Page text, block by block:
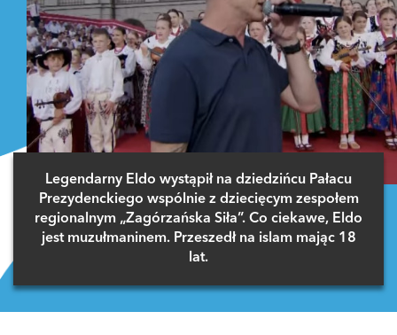
Legendarny Eldo wystąpił na dziedzińcu Pałacu
Prezydenckiego wspólnie z dziecięcym zespołem
regionalnym „Zagórzańska Siła”. Co ciekawe, Eldo
jest muzułmaninem. Przeszedł na islam mając 18
lat.